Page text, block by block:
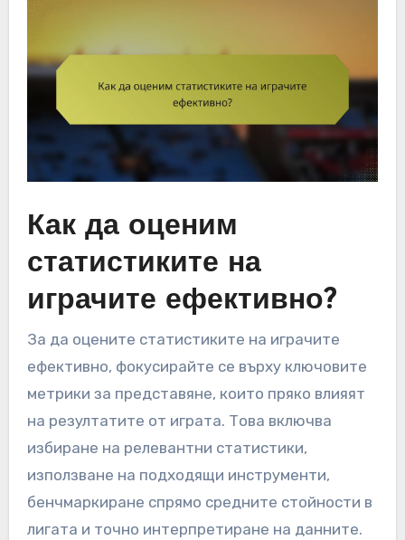
Как да оценим
статистиките на
играчите ефективно?
За да оцените статистиките на играчите
ефективно, фокусирайте се върху ключовите
метрики за представяне, които пряко влияят
на резултатите от играта. Това включва
избиране на релевантни статистики,
използване на подходящи инструменти,
бенчмаркиране спрямо средните стойности в
лигата и точно интерпретиране на данните.